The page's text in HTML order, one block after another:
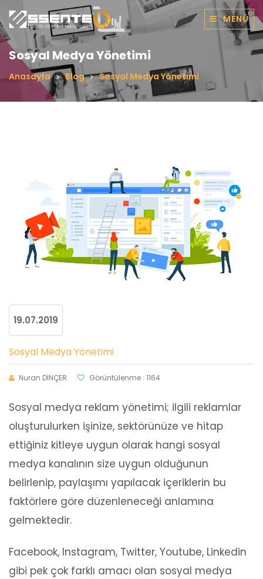
MENÜ
Sosyal Medya Yönetimi
Anasayfa Blog Sosyal Medya Yönetimi
19.07.2019
Sosyal Medya Yönetimi
Nuran DİNÇER Görüntülenme : 1164
Sosyal medya reklam yönetimi; ilgili reklamlar
oluşturulurken işinize, sektörünüze ve hitap
ettiğiniz kitleye uygun olarak hangi sosyal
medya kanalının size uygun olduğunun
belirlenip, paylaşımı yapılacak içeriklerin bu
faktörlere göre düzenleneceği anlamına
gelmektedir.
Facebook, Instagram, Twitter, Youtube, Linkedin
gibi pek çok farklı amacı olan sosyal medya